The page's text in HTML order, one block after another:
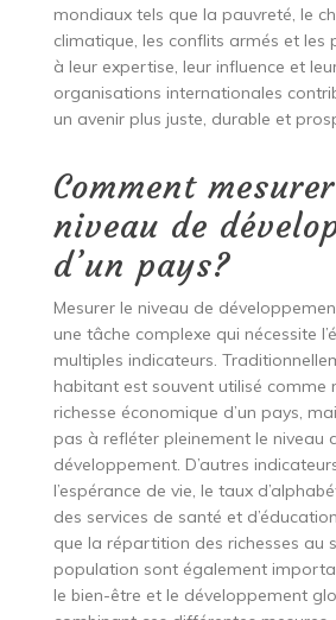
mondiaux tels que la pauvreté, le
climatique, les conflits armés et les
à leur expertise, leur influence et
organisations internationales
un avenir plus juste, durable et
Comment
niveau de
d’un pays?
Mesurer le niveau de
une tâche complexe qui nécessite
multiples indicateurs.
habitant est souvent utilisé comme
richesse économique d’un pays,
pas à refléter pleinement le niveau
développement. D’autres
l’espérance de vie, le taux
des services de santé et
que la répartition des richesses au
population sont également
le bien-être et le développement